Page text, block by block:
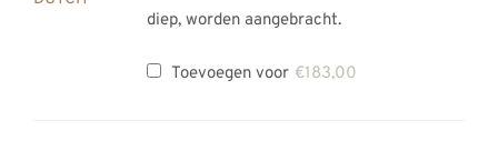
diep, worden aangebracht.
Toevoegen voor €183,00